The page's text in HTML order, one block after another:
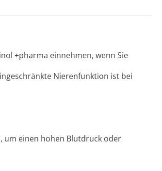
+pharma einnehmen, wenn Sie
Nierenfunktion ist bei
um einen hohen Blutdruck oder